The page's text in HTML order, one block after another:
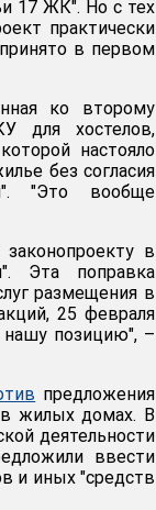
17 ЖК". Но с тех
практически
в первом
ко второму
для хостелов,
настояло
без согласия
"Это вообще
в
Эта поправка
размещения в
25 февраля
нашу позицию", –
предложения
в жилых домах. В
деятельности
ввести
и иных "средств